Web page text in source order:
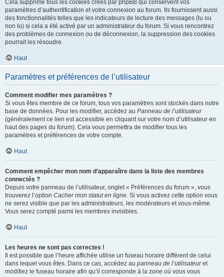
Cela supprime tous les cookies créés par phpBB qui conservent vos
paramètres d’authentification et votre connexion au forum. Ils fournissent aussi
des fonctionnalités telles que les indicateurs de lecture des messages (lu ou
non lu) si cela a été activé par un administrateur du forum. Si vous rencontrez
des problèmes de connexion ou de déconnexion, la suppression des cookies
pourrait les résoudre.
Haut
Paramètres et préférences de l’utilisateur
Comment modifier mes paramètres ?
Si vous êtes membre de ce forum, tous vos paramètres sont stockés dans notre
base de données. Pour les modifier, accédez au Panneau de l’utilisateur
(généralement ce lien est accessible en cliquant sur votre nom d’utilisateur en
haut des pages du forum). Cela vous permettra de modifier tous les
paramètres et préférences de votre compte.
Haut
Comment empêcher mon nom d’apparaître dans la liste des membres
connectés ?
Depuis votre panneau de l’utilisateur, onglet « Préférences du forum », vous
trouverez l’option Cacher mon statut en ligne. Si vous activez cette option vous
ne serez visible que par les administrateurs, les modérateurs et vous-même.
Vous serez compté parmi les membres invisibles.
Haut
Les heures ne sont pas correctes !
Il est possible que l’heure affichée utilise un fuseau horaire différent de celui
dans lequel vous êtes. Dans ce cas, accédez au panneau de l’utilisateuret
modifiez le fuseau horaire afin qu’il corresponde à la zone où vous vous